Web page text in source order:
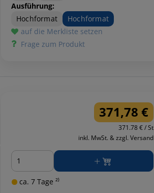
Ausführung:
Hochformat
Hochformat
auf die Merkliste setzen
Frage zum Produkt
371,78 €
371.78 € / St
inkl. MwSt. & zzgl. Versand
Menge
ca. 7 Tage ²⁾